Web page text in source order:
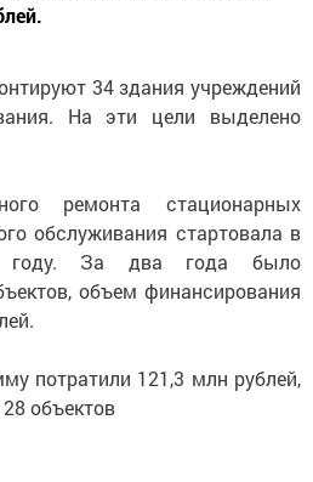
34 здания учреждений
На эти цели выделено
ремонта стационарных
обслуживания стартовала в
году. За два года было
объем финансирования
потратили 121,3 млн рублей,
объектов